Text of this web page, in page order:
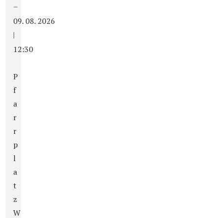
–
09. 08. 2026
|
12:30
P
f
a
r
r
p
l
a
t
z
W